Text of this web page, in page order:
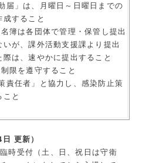
」は、月曜日～日曜日までの
成すること
簿は各団体で管理・保管し提出
いが、課外活動支援課より提出
際は、速やかに提出すること
限を遵守すること
任者」と協力し、感染防止策
と
更新）
時受付（土、日、祝日は守衛